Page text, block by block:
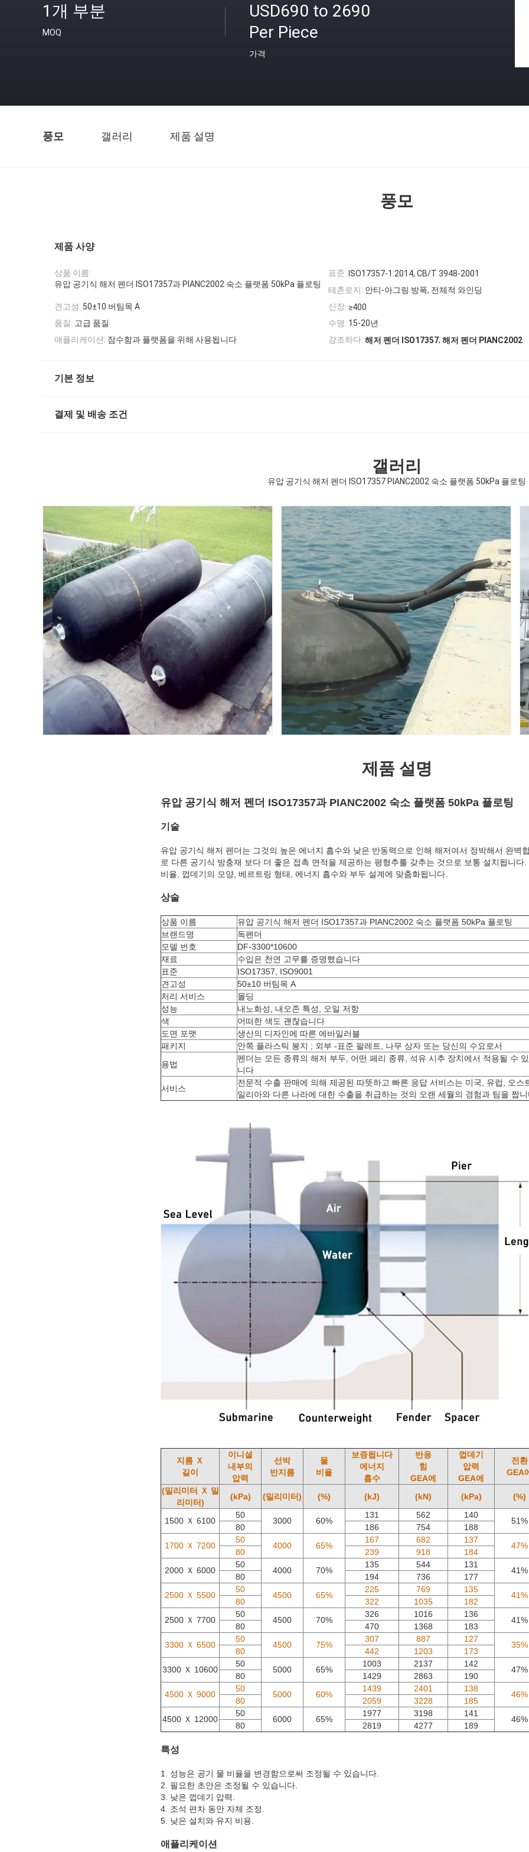
1개 부분
MOQ
USD690 to 2690
Per Piece
가격
풍모 갤러리 제품 설명
풍모
제품 사양
상품 이름:
유압 공기식 해저 펜더 ISO17357과 PIANC2002 숙소 플랫폼 50kPa 플로팅
표준: ISO17357-1:2014, CB/T 3948-2001
테촌로지: 안티-아그링 방폭, 전체적 와인딩
견고성: 50±10 버팀목 A 신장: ≥400
품질: 고급 품질 수명: 15-20년
애플리케이션: 잠수함과 플랫폼을 위해 사용됩니다 강조하다: 해저 펜더 ISO17357, 해저 펜더 PIANC2002
기본 정보
결제 및 배송 조건
갤러리
유압 공기식 해저 펜더 ISO17357 PIANC2002 숙소 플랫폼 50kPa 플로팅
제품 설명
유압 공기식 해저 펜더 ISO17357과 PIANC2002 숙소 플랫폼 50kPa 플로팅
기술
유압 공기식 해저 펜더는 그것의 높은 에너지 흡수와 낮은 반동력으로 인해 해저여서 정박해서 완벽
로 다른 공기식 방충재 보다 더 좋은 접촉 면적을 제공하는 평형추를 갖추는 것으로 보통 설치됩니다
비율, 껍데기의 모양, 베르트링 형태, 에너지 흡수와 부두 설계에 맞춤화됩니다.
상술
상품 이름
유압 공기식 해저 펜더 ISO17357과 PIANC2002 숙소 플랫폼 50kPa 플로팅
브랜드명
독펜더
모델 번호
DF-3300*10600
재료
수입은 천연 고무를 증명했습니다
표준
ISO17357, ISO9001
견고성
50±10 버팀목 A
처리 서비스
몰딩
성능
내노화성, 내오존 특성, 오일 저항
색
어떠한 색도 괜찮습니다
도면 포맷
생산의 디자인에 따른 에바일러블
패키지
안쪽 플라스틱 봉지 ; 외부 -표준 팔레트, 나무 상자 또는 당신의 수요로서
용법
펜더는 모든 종류의 해저 부두, 어떤 페리 종류, 석유 시추 장치에서 적용될 수
니다
서비스
전문적 수출 판매에 의해 제공된 따뜻하고 빠른 응답 서비스는 미국, 유럽, 오스
일리아와 다른 나라에 대한 수출을 취급하는 것의 오랜 세월의 경험과 팀을 짭니
지름 Ｘ
길이
이니셜
내부의
압력
선박
반지름
물
비율
보증됩니다
에너지
흡수
반응
힘
GEA에
껍데기
압력
GEA에
전환
GEA
(밀리미터 Ｘ 밀
리미터)
(kPa) (밀리미터) (%) (kJ) (kN) (kPa) (%)
1500 Ｘ 6100
50
3000 60%
131 562 140
51%
80 186 754
188
1700 Ｘ 7200
50
4000 65%
167 682 137
47%
80 239 918
184
2000 Ｘ 6000
50
4000 70%
135 544 131
41%
80 194 736
177
2500 Ｘ 5500
50
4500 65%
225 769 135
41%
80 322 1035
182
2500 Ｘ 7700
50
4500 70%
326 1016 136
41%
80 470 1368
183
3300 Ｘ 6500
50
4500 75%
307 887 127
35%
80 442 1203
173
3300 Ｘ 10600
50
5000 65%
1003 2137 142
47%
80 1429 2863
190
4500 Ｘ 9000
50
5000 60%
1439 2401 138
46%
80 2059 3228
185
4500 Ｘ 12000
50
6000 65%
1977 3198 141
46%
80 2819 4277 189
특성
1. 성능은 공기 물 비율을 변경함으로써 조정될 수 있습니다.
2. 필요한 초안은 조정될 수 있습니다.
3. 낮은 껍데기 압력.
4. 조석 편차 동안 자체 조정.
5. 낮은 설치와 유지 비용.
애플리케이션